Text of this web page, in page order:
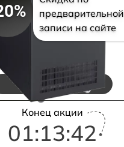
предварительной
записи на сайте
Цены на ремонт
Конец акции
01:13:41